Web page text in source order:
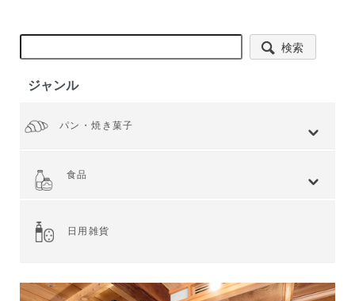
検索
ジャンル
パン・焼き菓子
食品
日用雑貨